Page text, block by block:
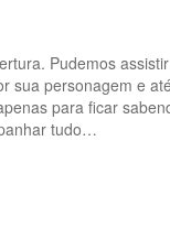
Pudemos
personagem e
para ficar
tudo…